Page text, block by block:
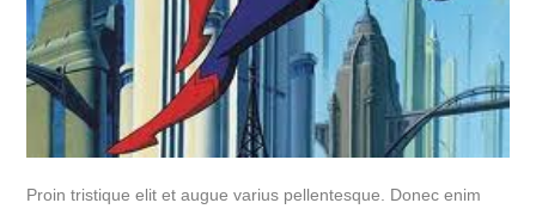
Proin tristique elit et augue varius pellentesque. Donec enim